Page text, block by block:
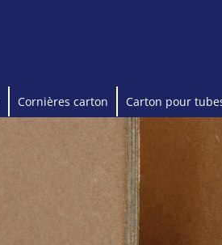
Cornières carton Carton pour